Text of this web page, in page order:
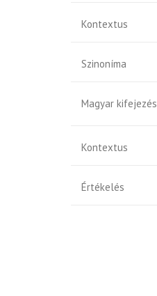
Kontextus
Szinoníma
Magyar kifejezés
Kontextus
Értékelés